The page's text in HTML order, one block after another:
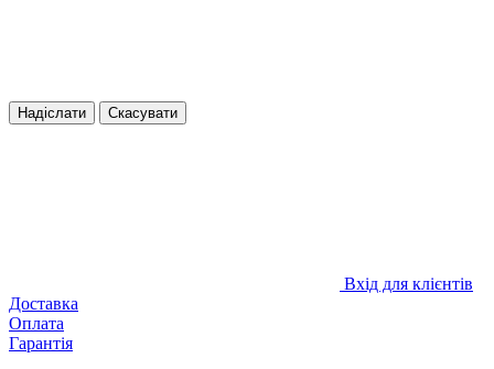
Надіслати Скасувати
Вхід для клієнтів
Доставка
Оплата
Гарантія